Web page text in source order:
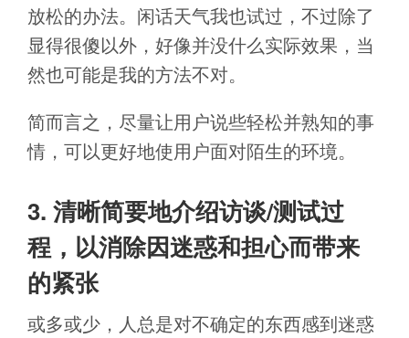
放松的办法。闲话天气我也试过，不过除了
显得很傻以外，好像并没什么实际效果，当
然也可能是我的方法不对。
简而言之，尽量让用户说些轻松并熟知的事
情，可以更好地使用户面对陌生的环境。
3. 清晰简要地介绍访谈/测试过
程，以消除因迷惑和担心而带来
的紧张
或多或少，人总是对不确定的东西感到迷惑